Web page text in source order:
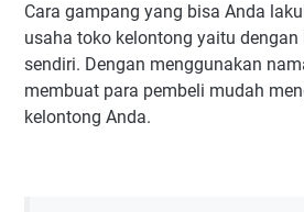
4 Nama Toko Kelontong
5 Nama Toko Kelontong Berkah
Manfaat Nama Toko Kelontong
Cara gampang yang bisa Anda
usaha toko kelontong yaitu
sendiri. Dengan menggunakan
membuat para pembeli mudah
kelontong Anda.